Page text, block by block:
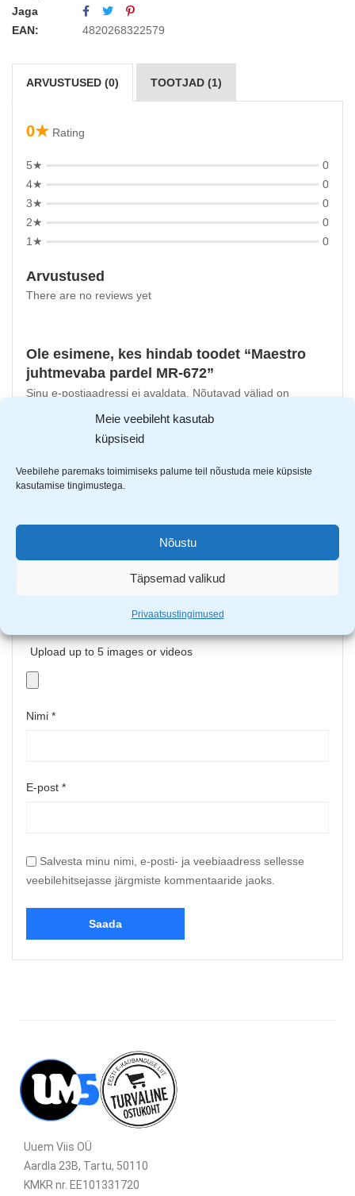
Meie veebileht kasutab
küpsiseid
Veebilehe paremaks toimimiseks palume teil nõustuda meie küpsiste
kasutamise tingimustega.
Nõustu
Täpsemad valikud
Privaatsustingimused
Jaga
EAN:
4820268322579
ARVUSTUSED (0) TOOTJAD (1)
0★ Rating
5★
0
4★
0
3★
0
2★
0
1★
0
Arvustused
There are no reviews yet
Ole esimene, kes hindab toodet “Maestro
juhtmevaba pardel MR-672”
Sinu e-postiaadressi ei avaldata.
Nõutavad väljad on
-ga
Sinu arvustus*
Upload up to 5 images or videos
Nimi *
E-post *
Salvesta minu nimi, e-posti- ja veebiaadress sellesse
veebilehitsejasse järgmiste kommentaaride jaoks.
Uuem Viis OÜ
Aardla 23B, Tartu, 50110
KMKR nr. EE101331720